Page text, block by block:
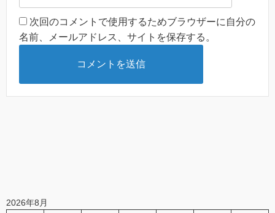
次回のコメントで使用するためブラウザーに自分の
名前、メールアドレス、サイトを保存する。
2026年8月